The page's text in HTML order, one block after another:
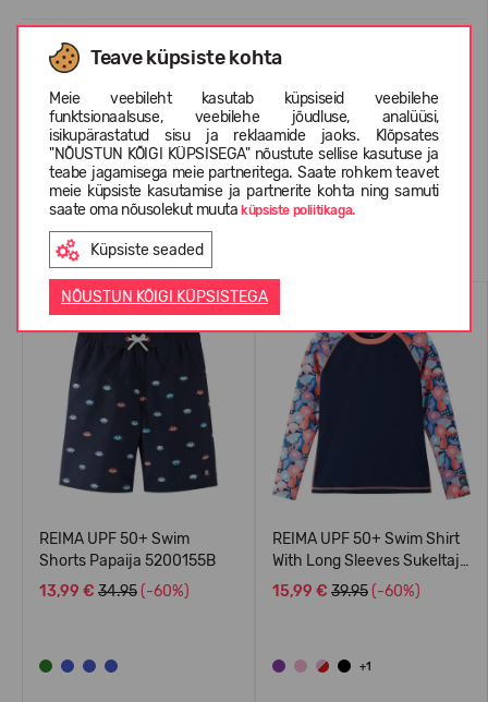
Teave küpsiste kohta
Meie veebileht kasutab küpsiseid veebilehe
funktsionaalsuse, veebilehe jõudluse, analüüsi,
isikupärastatud sisu ja reklaamide jaoks. Klõpsates
"NÕUSTUN KÕIGI KÜPSISEGA" nõustute sellise kasutuse ja
teabe jagamisega meie partneritega. Saate rohkem teavet
meie küpsiste kasutamise ja partnerite kohta ning samuti
saate oma nõusolekut muutaküpsiste poliitikaga.
Küpsiste seaded
NÕUSTUN KÕIGI KÜPSISTEGA
INFORMATSIOON KOHTA REIMA
KLIENTIDE ARVUSTUSED (0)
Sarnased tooted
UV50
REIMA UPF 50+ Swim
Shorts Papaija 5200155B
13,99 € 34.95 (-60%)
UV50
REIMA UPF 50+ Swim Shirt
With Long Sleeves Sukeltaja
5200140A
15,99 € 39.95 (-60%)
+1